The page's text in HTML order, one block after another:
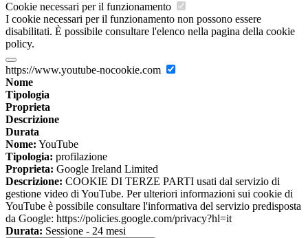
Cookie necessari per il funzionamento
I cookie necessari per il funzionamento non possono essere
disabilitati. È possibile consultare l'elenco nella pagina della cookie
policy.
https://www.youtube-nocookie.com
Nome
Tipologia
Proprieta
Descrizione
Durata
Nome: YouTube
Tipologia: profilazione
Proprieta: Google Ireland Limited
Descrizione: COOKIE DI TERZE PARTI usati dal servizio di
gestione video di YouTube. Per ulteriori informazioni sui cookie di
YouTube è possibile consultare l'informativa del servizio predisposta
da Google: https://policies.google.com/privacy?hl=it
Durata: Sessione - 24 mesi